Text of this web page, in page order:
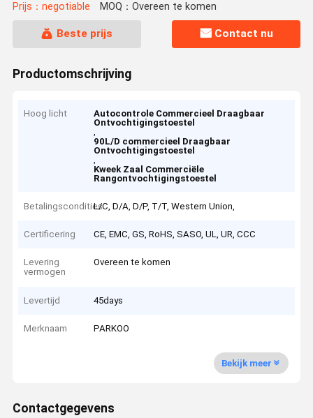
Prijs：negotiable MOQ：Overeen te komen
Beste prijs Contact nu
Productomschrijving
Hoog licht
Autocontrole Commercieel Draagbaar
Ontvochtigingstoestel
,
90L/D commercieel Draagbaar
Ontvochtigingstoestel
,
Kweek Zaal Commerciële
Rangontvochtigingstoestel
BetalingsconditiesL/C, D/A, D/P, T/T, Western Union,
Certificering CE, EMC, GS, RoHS, SASO, UL, UR, CCC
Levering
vermogen
Overeen te komen
Levertijd 45days
Merknaam PARKOO
Bekijk meer
Contactgegevens